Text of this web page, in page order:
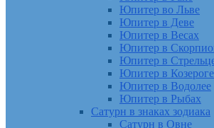
Юпитер во Льве
Юпитер в Деве
Юпитер в Весах
Юпитер в
Юпитер в
Юпитер в Козероге
Юпитер в Водолее
Юпитер в Рыбах
Сатурн в знаках зодиака
Сатурн в Овне